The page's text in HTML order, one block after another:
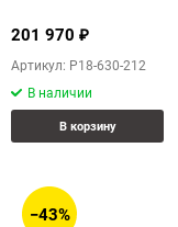
201 970 ₽
Артикул: P18-630-212
В наличии
В корзину
−43%